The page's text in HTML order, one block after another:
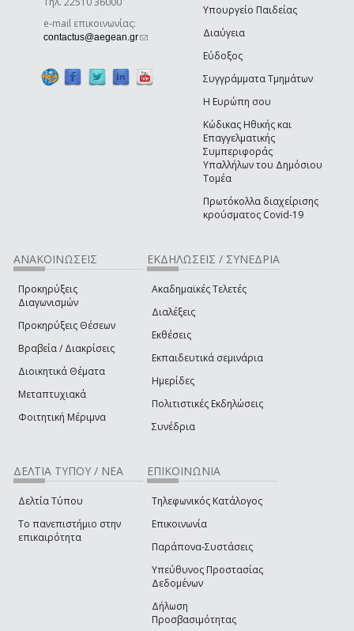
e-mail επικοινωνίας:
contactus@aegean.gr(link sends e-mail)
Υπουργείο Παιδείας
Διαύγεια
Εύδοξος
Συγγράμματα Τμημάτων
Η Ευρώπη σου
Κώδικας Ηθικής και
Επαγγελματικής
Συμπεριφοράς
Υπαλλήλων του Δημόσιου
Τομέα
Πρωτόκολλα διαχείρισης
κρούσματος Covid-19
ΑΝΑΚΟΙΝΩΣΕΙΣ
Προκηρύξεις
Διαγωνισμών
Προκηρύξεις Θέσεων
Βραβεία / Διακρίσεις
Διοικητικά Θέματα
Μεταπτυχιακά
Φοιτητική Μέριμνα
ΕΚΔΗΛΩΣΕΙΣ / ΣΥΝΕΔΡΙΑ
Ακαδημαϊκές Τελετές
Διαλέξεις
Εκθέσεις
Εκπαιδευτικά σεμινάρια
Ημερίδες
Πολιτιστικές Εκδηλώσεις
Συνέδρια
ΔΕΛΤΙΑ ΤΥΠΟΥ / ΝΕΑ
Δελτία Τύπου
Το πανεπιστήμιο στην
επικαιρότητα
ΕΠΙΚΟΙΝΩΝΙΑ
Τηλεφωνικός Κατάλογος
Επικοινωνία
Παράπονα-Συστάσεις
Υπεύθυνος Προστασίας
Δεδομένων
Δήλωση
Προσβασιμότητας